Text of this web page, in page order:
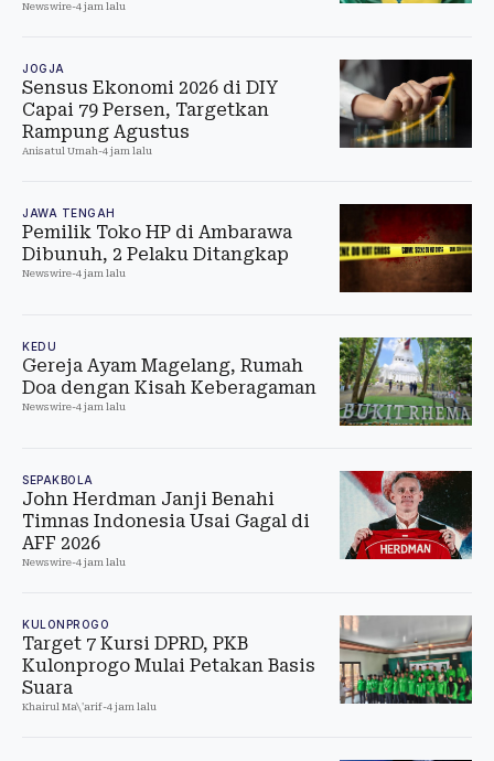
Newswire-4 jam lalu
JOGJA
Sensus Ekonomi 2026 di DIY
Capai 79 Persen, Targetkan
Rampung Agustus
Anisatul Umah-4 jam lalu
JAWA TENGAH
Pemilik Toko HP di Ambarawa
Dibunuh, 2 Pelaku Ditangkap
Newswire-4 jam lalu
KEDU
Gereja Ayam Magelang, Rumah
Doa dengan Kisah Keberagaman
Newswire-4 jam lalu
SEPAKBOLA
John Herdman Janji Benahi
Timnas Indonesia Usai Gagal di
AFF 2026
Newswire-4 jam lalu
KULONPROGO
Target 7 Kursi DPRD, PKB
Kulonprogo Mulai Petakan Basis
Suara
Khairul Ma\'arif-4 jam lalu